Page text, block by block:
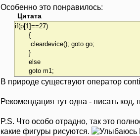
Особенно это понравилось:
Цитата
if(p[1]==27)
{
cleardevice(); goto go;
}
else
goto m1;
В природе существуют оператор
Рекомендация тут одна - писать
P.S. Что особо отрадно, так это
какие фигуры рисуются.